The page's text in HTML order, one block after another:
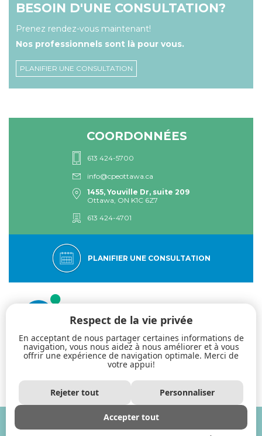
BESOIN D'UNE CONSULTATION?
Prenez rendez-vous maintenant!
Nos professionnels sont là pour vous.
PLANIFIER UNE CONSULTATION
COORDONNÉES
613 424-5700
info@cpeottawa.ca
1455, Youville Dr, suite 209
Ottawa, ON K1C 6Z7
613 424-4701
PLANIFIER UNE CONSULTATION
Le Centre psychologique de l’Est d’Ottawa : spécialistes de la thérapie
Professionnalisme.
Centre psychologique de l’Est d’Ottawa
Tous droits réservés
Respect de la vie privée
En acceptant de nous partager certaines informations de
navigation, vous nous aidez à nous améliorer et à vous
offrir une expérience de navigation optimale. Merci de
votre appui!
Rejeter tout Personnaliser
Accepter tout